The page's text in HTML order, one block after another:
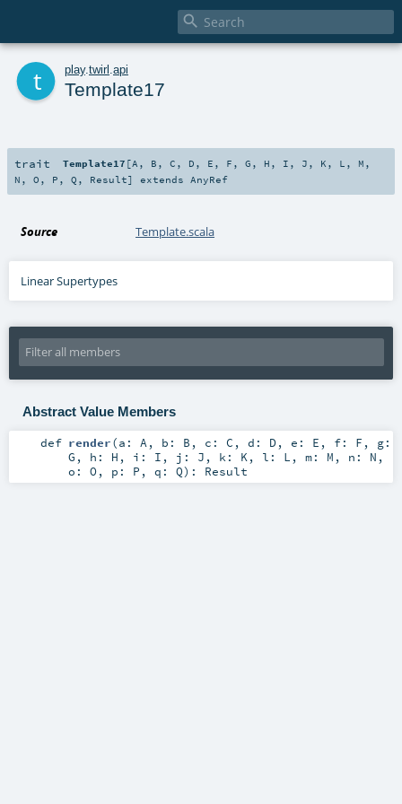

play. twirl api
Template17
trait Template17 [A , B ,C , D , E , F ,G , H , I , J , K , L , M ,
N , O , P , Q , Result] extends AnyRef
Source Template.scala
Linear Supertypes
Abstract Value Members
def render(a: A, b: B , c: C , d: D, e: E , f: F , g:
G , h: H , i: I , j: J , k: K, l: L , m: M , n: N ,
o: O, p: P , q: Q) : Result